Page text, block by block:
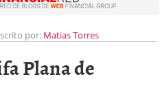
por: Matias Torres
Plana de